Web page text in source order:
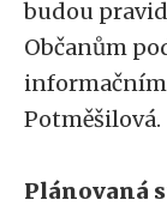
budou
Občanům
Potměšilová.
Plánovaná